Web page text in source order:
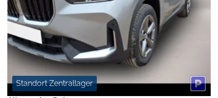
Standort Zentrallager